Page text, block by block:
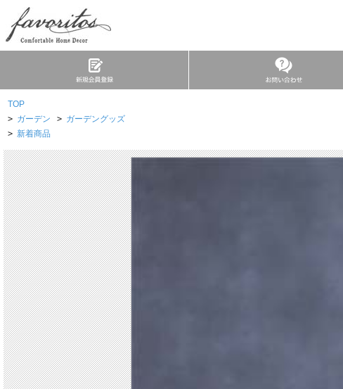
TOP
> ガーデン > ガーデングッズ
> 新着商品